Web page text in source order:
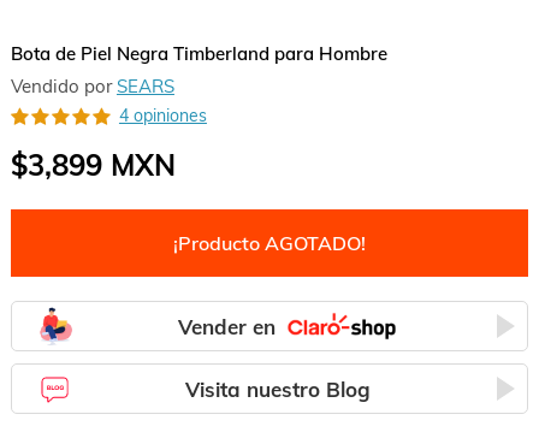
Bota de Piel Negra Timberland para Hombre
Vendido por SEARS
4 opiniones
$3,899MXN
¡Producto AGOTADO!
Vender en
Visita nuestro Blog